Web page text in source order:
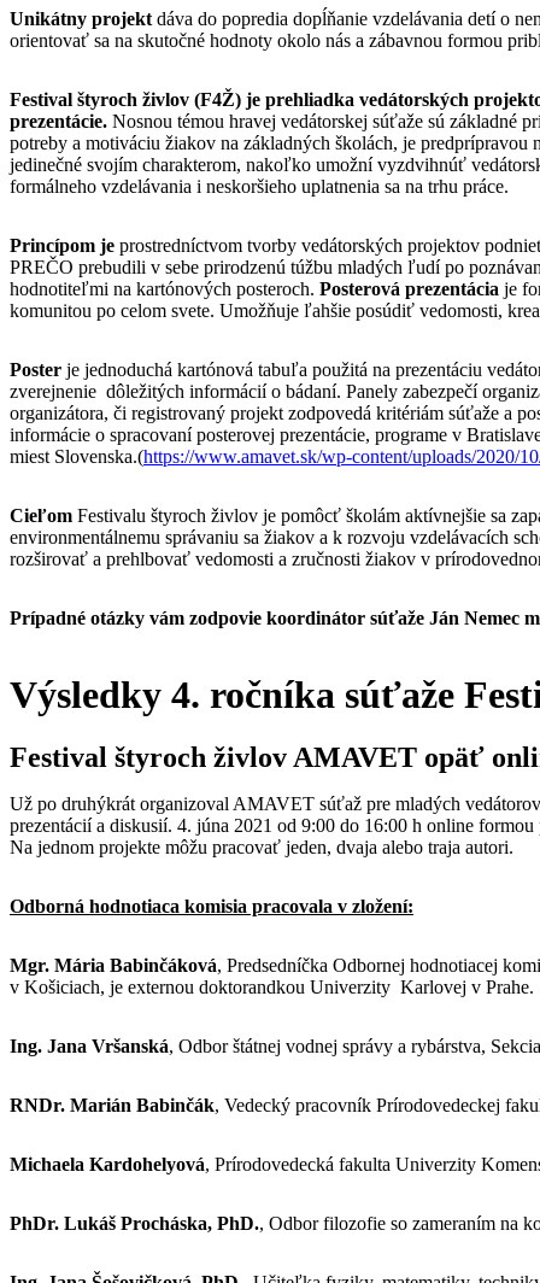
Unikátny projekt dáva do popredia dopĺňanie vzdelávania detí o
orientovať sa na skutočné hodnoty okolo nás a zábavnou formou
Festival štyroch živlov (F4Ž) je prehliadka vedátorských
prezentácie. Nosnou témou hravej vedátorskej súťaže sú základné
potreby a motiváciu žiakov na základných školách, je
jedinečné svojím charakterom, nakoľko umožní vyzdvihnúť
formálneho vzdelávania i neskoršieho uplatnenia sa na trhu práce.
Princípom je prostredníctvom tvorby vedátorských projektov
PREČO prebudili v sebe prirodzenú túžbu mladých ľudí po
hodnotiteľmi na kartónových posteroch. Posterová prezentácia je
komunitou po celom svete. Umožňuje ľahšie posúdiť vedomosti,
Poster je jednoduchá kartónová tabuľa použitá na prezentáciu
zverejnenie dôležitých informácií o bádaní. Panely zabezpečí
organizátora, či registrovaný projekt zodpovedá kritériám súťaže a
informácie o spracovaní posterovej prezentácie, programe v
miest Slovenska.(https://www.amavet.sk/wp-content/uploads/2020/
Cieľom Festivalu štyroch živlov je pomôcť školám aktívnejšie sa
environmentálnemu správaniu sa žiakov a k rozvoju vzdelávacích
rozširovať a prehlbovať vedomosti a zručnosti žiakov v
Prípadné otázky vám zodpovie koordinátor súťaže Ján Nemec
Výsledky 4. ročníka súťaže
Festival štyroch živlov AMAVET opäť
Už po druhýkrát organizoval AMAVET súťaž pre mladých
prezentácií a diskusií. 4. júna 2021 od 9:00 do 16:00 h online
Na jednom projekte môžu pracovať jeden, dvaja alebo traja autori.
Odborná hodnotiaca komisia pracovala v zložení:
Mgr. Mária Babinčáková, Predsedníčka Odbornej hodnotiacej
v Košiciach, je externou doktorandkou Univerzity Karlovej v Prahe.
Ing. Jana Vršanská, Odbor štátnej vodnej správy a rybárstva,
RNDr. Marián Babinčák, Vedecký pracovník Prírodovedeckej
Michaela Kardohelyová, Prírodovedecká fakulta Univerzity
PhDr. Lukáš Procháska, PhD., Odbor filozofie so zameraním na